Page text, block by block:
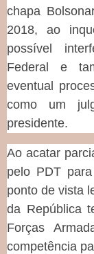
chapa
2018, ao
possível
Federal e
eventual
como um
presidente.
Ao acatar
pelo PDT
ponto de vista
da República
Forças
competência